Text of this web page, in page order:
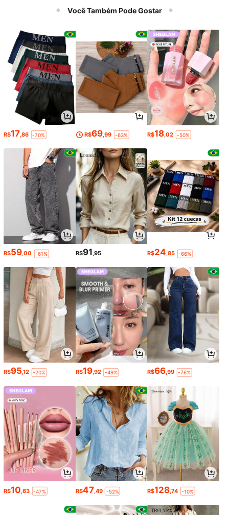
Você Também Pode Gostar
R$17,86 -70% R$69,99 -63% R$18,02 -50%
R$59,00 -61% R$91,95 R$24,85 -66%
R$95,12 -20% R$19,92 -49% R$66,99 -76%
R$10 ,63 -47% R$47 ,49 -52% R$128 ,74 -10%